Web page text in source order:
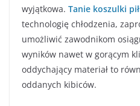
wyjątkowa. Tanie koszulki
technologię chłodzenia,
umożliwić zawodnikom
wyników nawet w gorącym
oddychający materiał to
oddanych kibiców.